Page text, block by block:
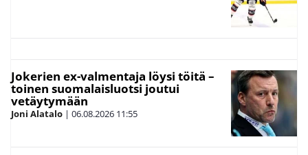
Jokerien ex-valmentaja löysi töitä –
toinen suomalaisluotsi joutui
vetäytymään
Joni Alatalo | 06.08.2026 11:55